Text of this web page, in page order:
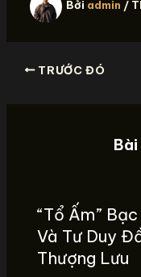
Bởi admin /
TRƯỚC ĐÓ
Bài
“Tổ Ấm”
Và Tư Duy
Thượng Lưu